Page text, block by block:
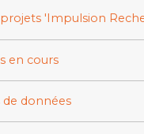
'Impulsion
en cours
de données